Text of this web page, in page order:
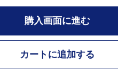
購入画面に進む
カートに追加する